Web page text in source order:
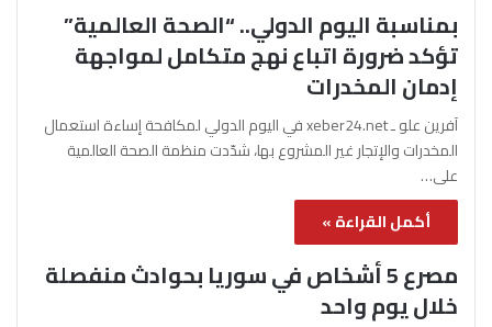
بمناسبة اليوم الدولي.. “الصحة العالمية”
تؤكد ضرورة اتباع نهج متكامل لمواجهة
إدمان المخدرات
آفرين علو ـ xeber24.net في اليوم الدولي لمكافحة إساءة استعمال
المخدرات والإتجار غير المشروع بها، شدّدت منظمة الصحة العالمية
على…
أكمل القراءة »
مصرع 5 أشخاص في سوريا بحوادث منفصلة
خلال يوم واحد